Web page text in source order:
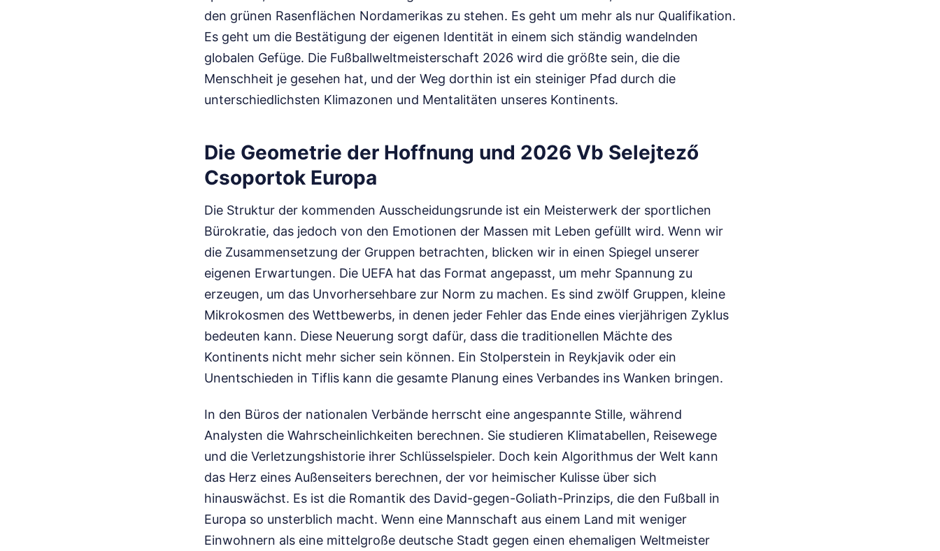
den grünen Rasenflächen Nordamerikas zu stehen. Es geht um mehr als nur Qualifikation.
Es geht um die Bestätigung der eigenen Identität in einem sich ständig wandelnden
globalen Gefüge. Die Fußballweltmeisterschaft 2026 wird die größte sein, die die
Menschheit je gesehen hat, und der Weg dorthin ist ein steiniger Pfad durch die
unterschiedlichsten Klimazonen und Mentalitäten unseres Kontinents.
Die Geometrie der Hoffnung und 2026 Vb Selejtező
Csoportok Europa
Die Struktur der kommenden Ausscheidungsrunde ist ein Meisterwerk der sportlichen
Bürokratie, das jedoch von den Emotionen der Massen mit Leben gefüllt wird. Wenn wir
die Zusammensetzung der Gruppen betrachten, blicken wir in einen Spiegel unserer
eigenen Erwartungen. Die UEFA hat das Format angepasst, um mehr Spannung zu
erzeugen, um das Unvorhersehbare zur Norm zu machen. Es sind zwölf Gruppen, kleine
Mikrokosmen des Wettbewerbs, in denen jeder Fehler das Ende eines vierjährigen Zyklus
bedeuten kann. Diese Neuerung sorgt dafür, dass die traditionellen Mächte des
Kontinents nicht mehr sicher sein können. Ein Stolperstein in Reykjavik oder ein
Unentschieden in Tiflis kann die gesamte Planung eines Verbandes ins Wanken bringen.
In den Büros der nationalen Verbände herrscht eine angespannte Stille, während
Analysten die Wahrscheinlichkeiten berechnen. Sie studieren Klimatabellen, Reisewege
und die Verletzungshistorie ihrer Schlüsselspieler. Doch kein Algorithmus der Welt kann
das Herz eines Außenseiters berechnen, der vor heimischer Kulisse über sich
hinauswächst. Es ist die Romantik des David-gegen-Goliath-Prinzips, die den Fußball in
Europa so unsterblich macht. Wenn eine Mannschaft aus einem Land mit weniger
Einwohnern als eine mittelgroße deutsche Stadt gegen einen ehemaligen Weltmeister